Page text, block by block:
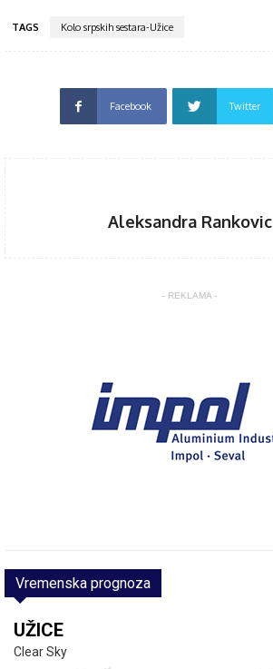
TAGS Kolo srpskih sestara-Užice
Facebook Twitter
Aleksandra Rankovic
- REKLAMA -
Vremenska prognoza
UŽICE
Clear Sky